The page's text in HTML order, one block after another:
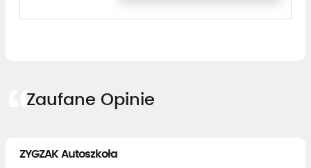
Zaufane Opinie
ZYGZAK Autoszkoła